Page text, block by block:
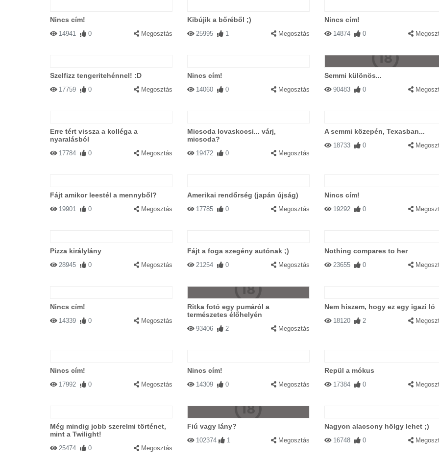
Nincs cím!
14941 0 Megosztás
Kibújik a bőréből ;)
25995 1 Megosztás
Nincs cím!
14874 0
Szelfizz tengeritehénnel! :D
17759 0 Megosztás
Nincs cím!
14060 0 Megosztás
Semmi különös...
90483 0
Erre tért vissza a kolléga a
nyaralásból
17784 0 Megosztás
Micsoda lovaskocsi... várj,
micsoda?
19472 0 Megosztás
A semmi közepén, Texasban...
18733 0
Fájt amikor leestél a mennyből?
19901 0 Megosztás
Amerikai rendőrség (japán újság)
17785 0 Megosztás
Nincs cím!
19292 0
Pizza királylány
28945 0 Megosztás
Fájt a foga szegény autónak ;)
21254 0 Megosztás
Nothing compares to her
23655 0
Nincs cím!
14339 0 Megosztás
Ritka fotó egy pumáról a
természetes élőhelyén
93406 2 Megosztás
Nem hiszem, hogy ez egy igazi ló
18120 2
Nincs cím!
17992 0 Megosztás
Nincs cím!
14309 0 Megosztás
Repül a mókus
17384 0
Még mindig jobb szerelmi történet,
mint a Twilight!
25474 0 Megosztás
Fiú vagy lány?
102374 1 Megosztás
Nagyon alacsony hölgy lehet ;)
16748 0